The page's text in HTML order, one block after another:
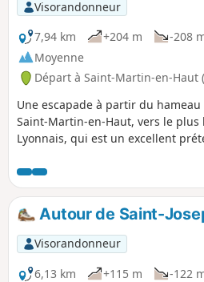
Visorandonneur
7,94 km
+204 m -208
Moyenne
Départ à Saint-Martin-en-Haut
Une escapade à partir du
Saint-Martin-en-Haut, vers le
Lyonnais, qui est un excellent
Rhône. L'aménagement près du
vues est très bien fait et
l'environnement grâce aux
Autour de Saint-
Visorandonneur
6,13 km
+115 m
-122